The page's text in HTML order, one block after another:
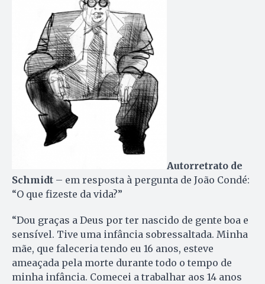
Autorretrato de
Schmidt – em resposta à pergunta de João Condé:
“O que fizeste da vida?”
“Dou graças a Deus por ter nascido de gente boa e
sensível. Tive uma infância sobressaltada. Minha
mãe, que faleceria tendo eu 16 anos, esteve
ameaçada pela morte durante todo o tempo de
minha infância. Comecei a trabalhar aos 14 anos